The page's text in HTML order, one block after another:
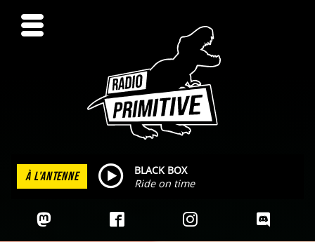
À L'ANTENNE
BLACK BOX
Ride on time